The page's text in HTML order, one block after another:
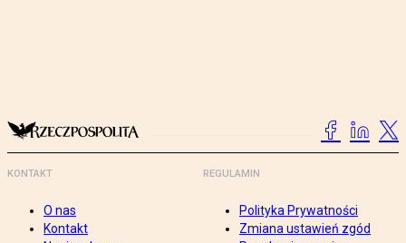
KONTAKT
O nas
Kontakt
REGULAMIN
Polityka Prywatności
Zmiana ustawień zgód